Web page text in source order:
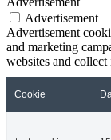
Advertisement
Advertisement
and marketing
websites and
Cookie